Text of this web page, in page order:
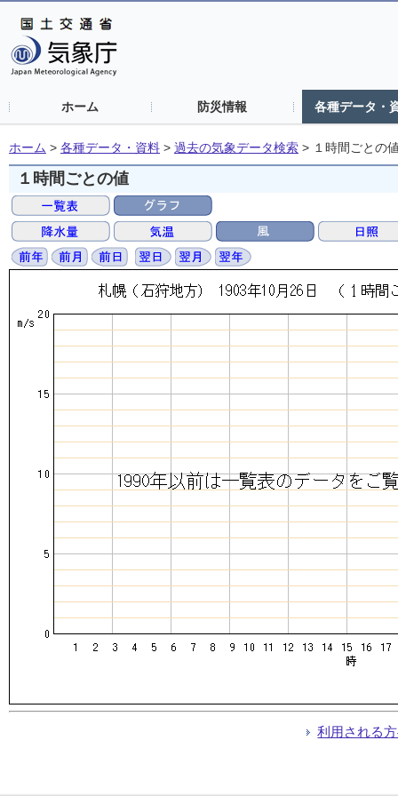
ホーム 防災情報 各種データ・
ホーム > 各種データ・資料 > 過去の気象データ検索 > １時間ごとの
１時間ごとの値
利用される